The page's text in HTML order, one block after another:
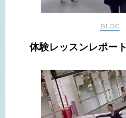
BLOG
体験レッスンレポート